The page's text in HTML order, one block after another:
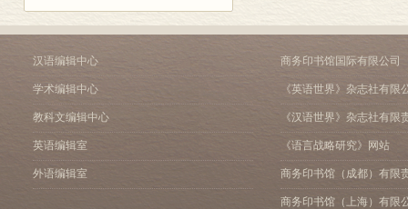
汉语编辑中心
学术编辑中心
教科文编辑中心
英语编辑室
外语编辑室
商务印书馆国际有限公司
《英语世界》杂志社有限
《汉语世界》杂志社有限
《语言战略研究》网站
商务印书馆（成都）有限
商务印书馆（上海）有限